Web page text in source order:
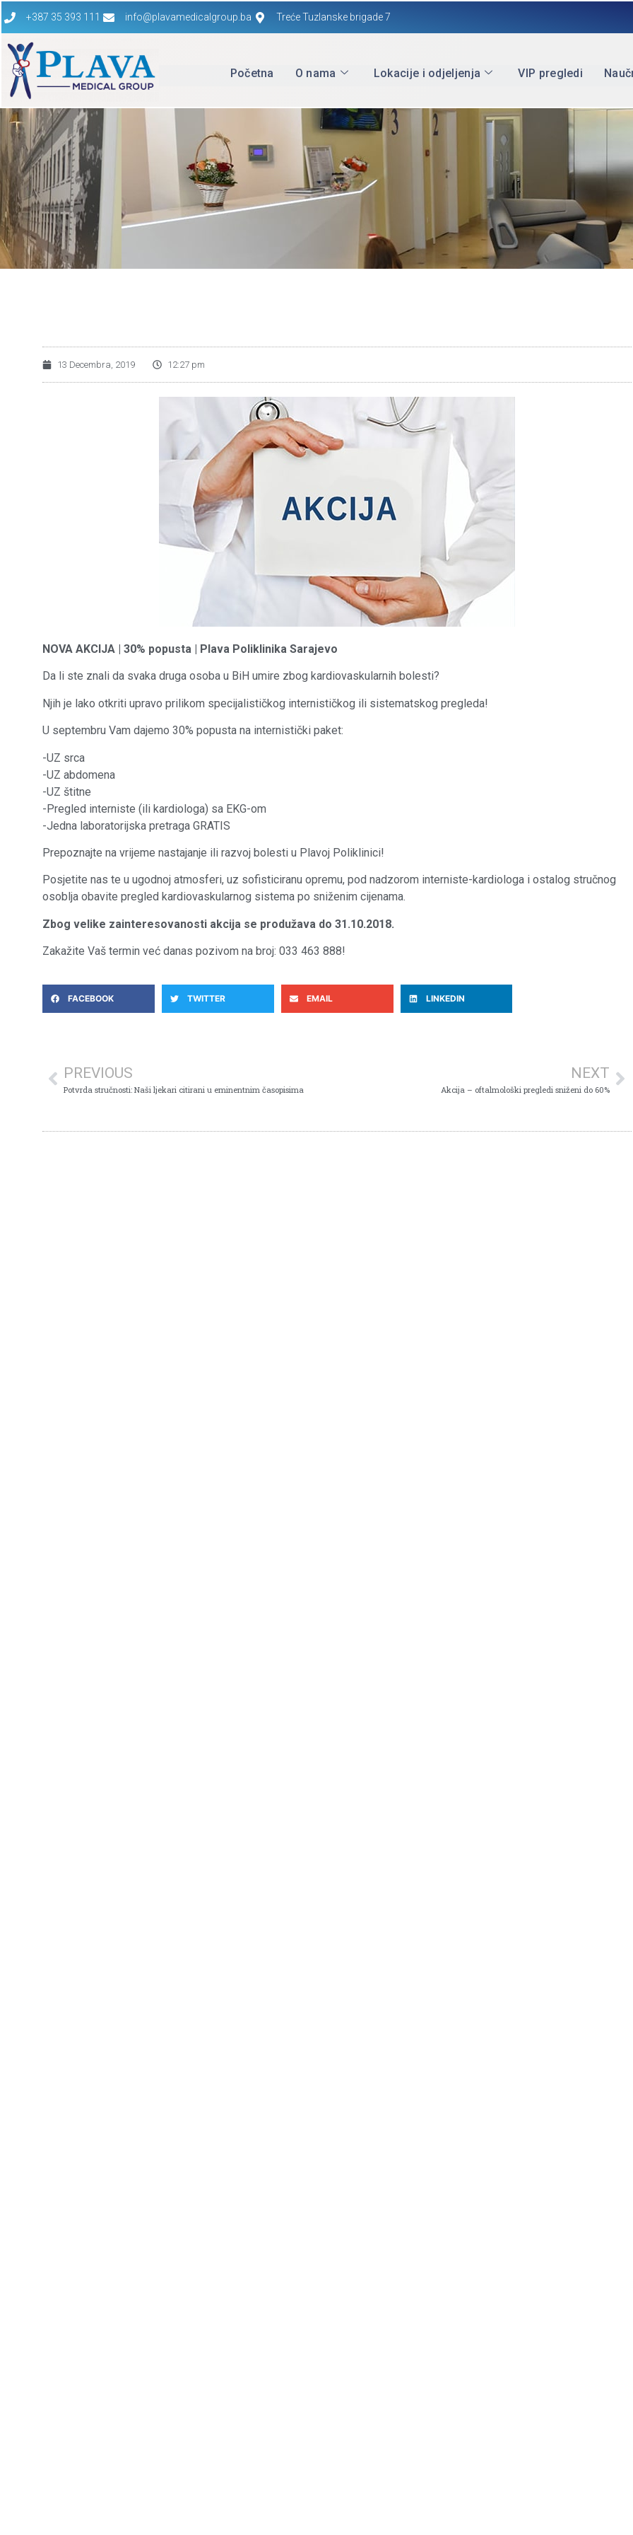
+387 35 393 111 info@plavamedicalgroup.ba Treće Tuzlanske brigade 7
Početna O nama Lokacije i odjeljenja VIP pregledi
13 Decembra, 2019 12:27 pm
NOVA AKCIJA | 30% popusta | Plava Poliklinika Sarajevo
Da li ste znali da svaka druga osoba u BiH umire zbog kardiovaskularnih bolesti?
Njih je lako otkriti upravo prilikom specijalističkog internističkog ili sistematskog pregleda!
U septembru Vam dajemo 30% popusta na internistički paket:
-UZ srca
-UZ abdomena
-UZ štitne
-Pregled interniste (ili kardiologa) sa EKG-om
-Jedna laboratorijska pretraga GRATIS
Prepoznajte na vrijeme nastajanje ili razvoj bolesti u Plavoj Poliklinici!
Posjetite nas te u ugodnoj atmosferi, uz sofisticiranu opremu, pod nadzorom interniste-kardiologa i ostalog stručnog
osoblja obavite pregled kardiovaskularnog sistema po sniženim cijenama.
Zbog velike zainteresovanosti akcija se produžava do 31.10.2018.
Zakažite Vaš termin već danas pozivom na broj: 033 463 888!
FACEBOOK TWITTER EMAIL LINKEDIN
PREVIOUS
Potvrda stručnosti: Naši ljekari citirani u eminentnim časopisima
NEXT
Akcija – oftalmološki pregledi sniženi do 60%